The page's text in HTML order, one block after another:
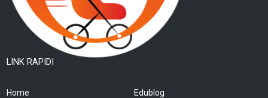
LINK RAPIDI
Home
Edublog